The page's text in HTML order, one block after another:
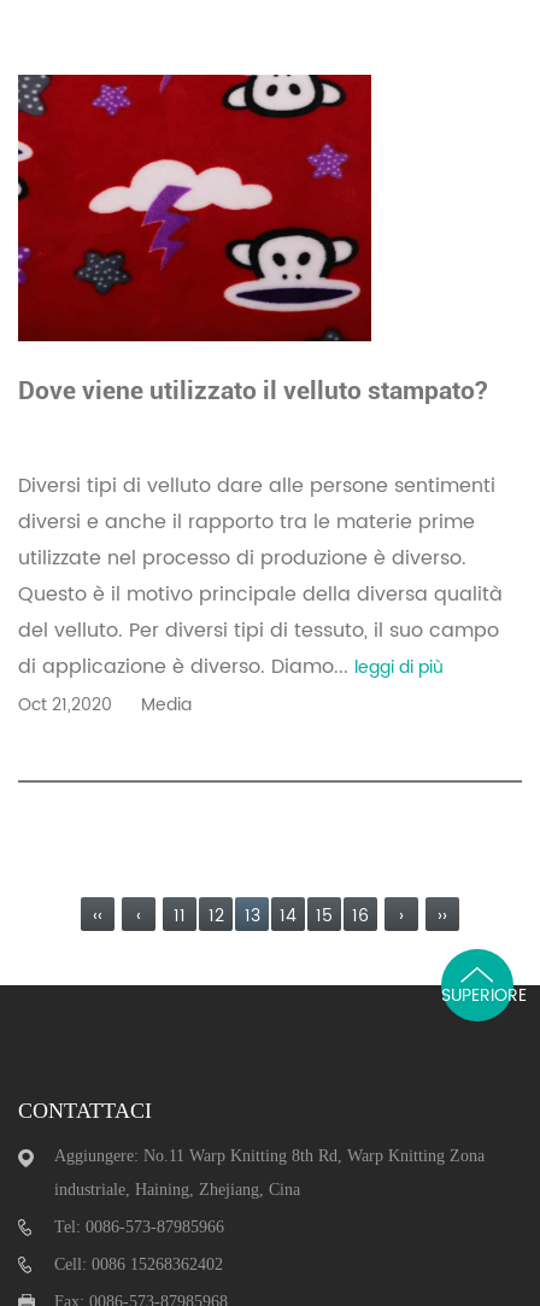
Dove viene utilizzato il velluto stampato?
Diversi tipi di velluto dare alle persone sentimenti
diversi e anche il rapporto tra le materie prime
utilizzate nel processo di produzione è diverso.
Questo è il motivo principale della diversa qualità
del velluto. Per diversi tipi di tessuto, il suo campo
di applicazione è diverso. Diamo... leggi di più
Oct 21,2020
Media
‹‹ ‹ 11 12 13 14 15 16 › ››
CONTATTACI
Aggiungere: No.11 Warp Knitting 8th Rd, Warp Knitting Zona
industriale, Haining, Zhejiang, Cina
Tel: 0086-573-87985966
Cell: 0086 15268362402
Fax: 0086-573-87985968
SUPERIORE